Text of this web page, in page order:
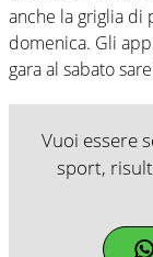
anche la griglia di
domenica. Gli
gara al sabato
Vuoi essere
sport,